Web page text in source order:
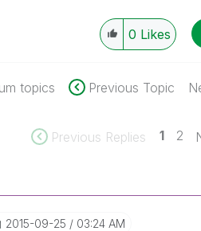
0 Likes
topics Previous Topic
Previous Replies 1 2
‎2015-09-25 03:24 AM